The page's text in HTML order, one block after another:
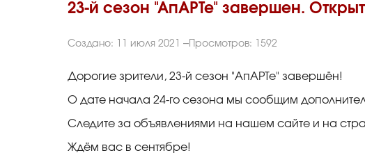
23-й сезон "АпАРТе" завершен.
Создано: 11 июля 2021 Просмотров: 1592
Дорогие зрители, 23-й сезон "АпАРТе" завершён!
О дате начала 24-го сезона мы сообщим
Следите за объявлениями на нашем сайте и на
Ждём вас в сентябре!